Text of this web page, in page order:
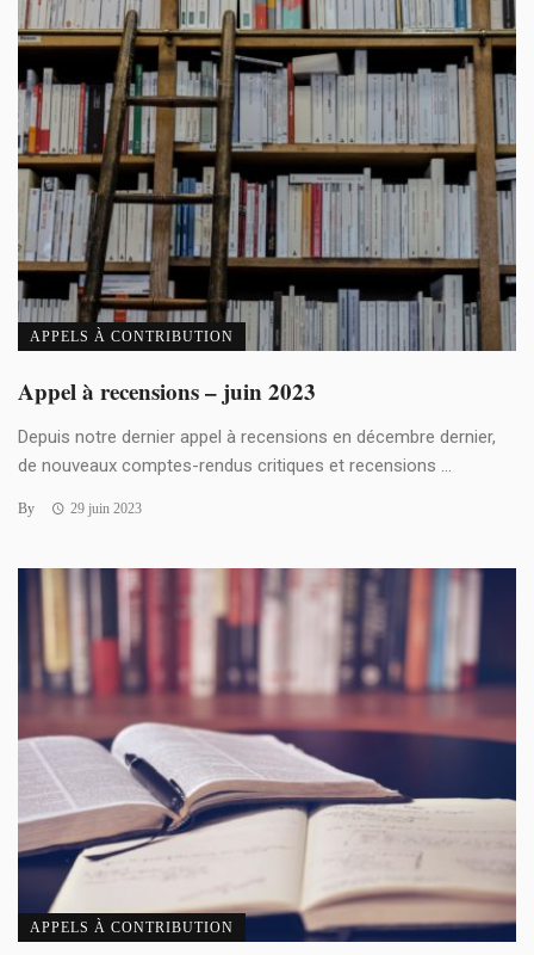
APPELS À CONTRIBUTION
Appel à recensions – juin 2023
Depuis notre dernier appel à recensions en décembre dernier,
de nouveaux comptes-rendus critiques et recensions ...
By 29 juin 2023
APPELS À CONTRIBUTION